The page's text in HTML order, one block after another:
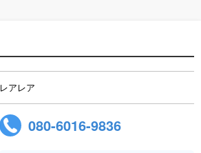
レアレア
080-6016-9836